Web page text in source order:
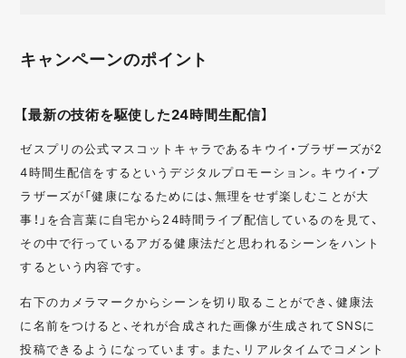
キャンペーンのポイント
【最新の技術を駆使した24時間生配信】
ゼスプリの公式マスコットキャラであるキウイ・ブラザーズが2
4時間生配信をするというデジタルプロモーション。キウイ・ブ
ラザーズが「健康になるためには、無理をせず楽しむことが大
事！」を合言葉に自宅から24時間ライブ配信しているのを見て、
その中で行っているアガる健康法だと思われるシーンをハント
するという内容です。
右下のカメラマークからシーンを切り取ることができ、健康法
に名前をつけると、それが合成された画像が生成されてSNSに
投稿できるようになっています。また、リアルタイムでコメント